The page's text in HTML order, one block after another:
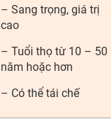
– Sang trọng, giá trị
cao
– Tuổi thọ từ 10 – 50
năm hoặc hơn
– Có thể tái chế